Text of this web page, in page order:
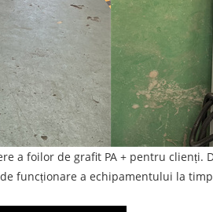
a foilor de grafit PA + pentru
funcționare a echipamentului la